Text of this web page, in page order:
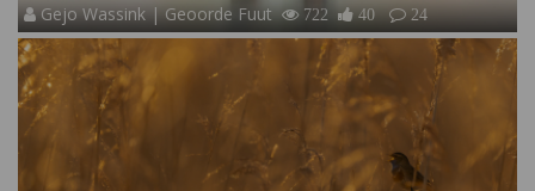
Gejo Wassink | Geoorde Fuut 722 40 24